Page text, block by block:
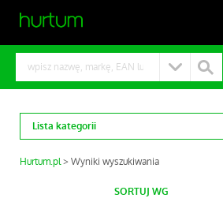
Lista kategorii
Hurtum.pl Wyniki wyszukiwania
SORTUJ WG